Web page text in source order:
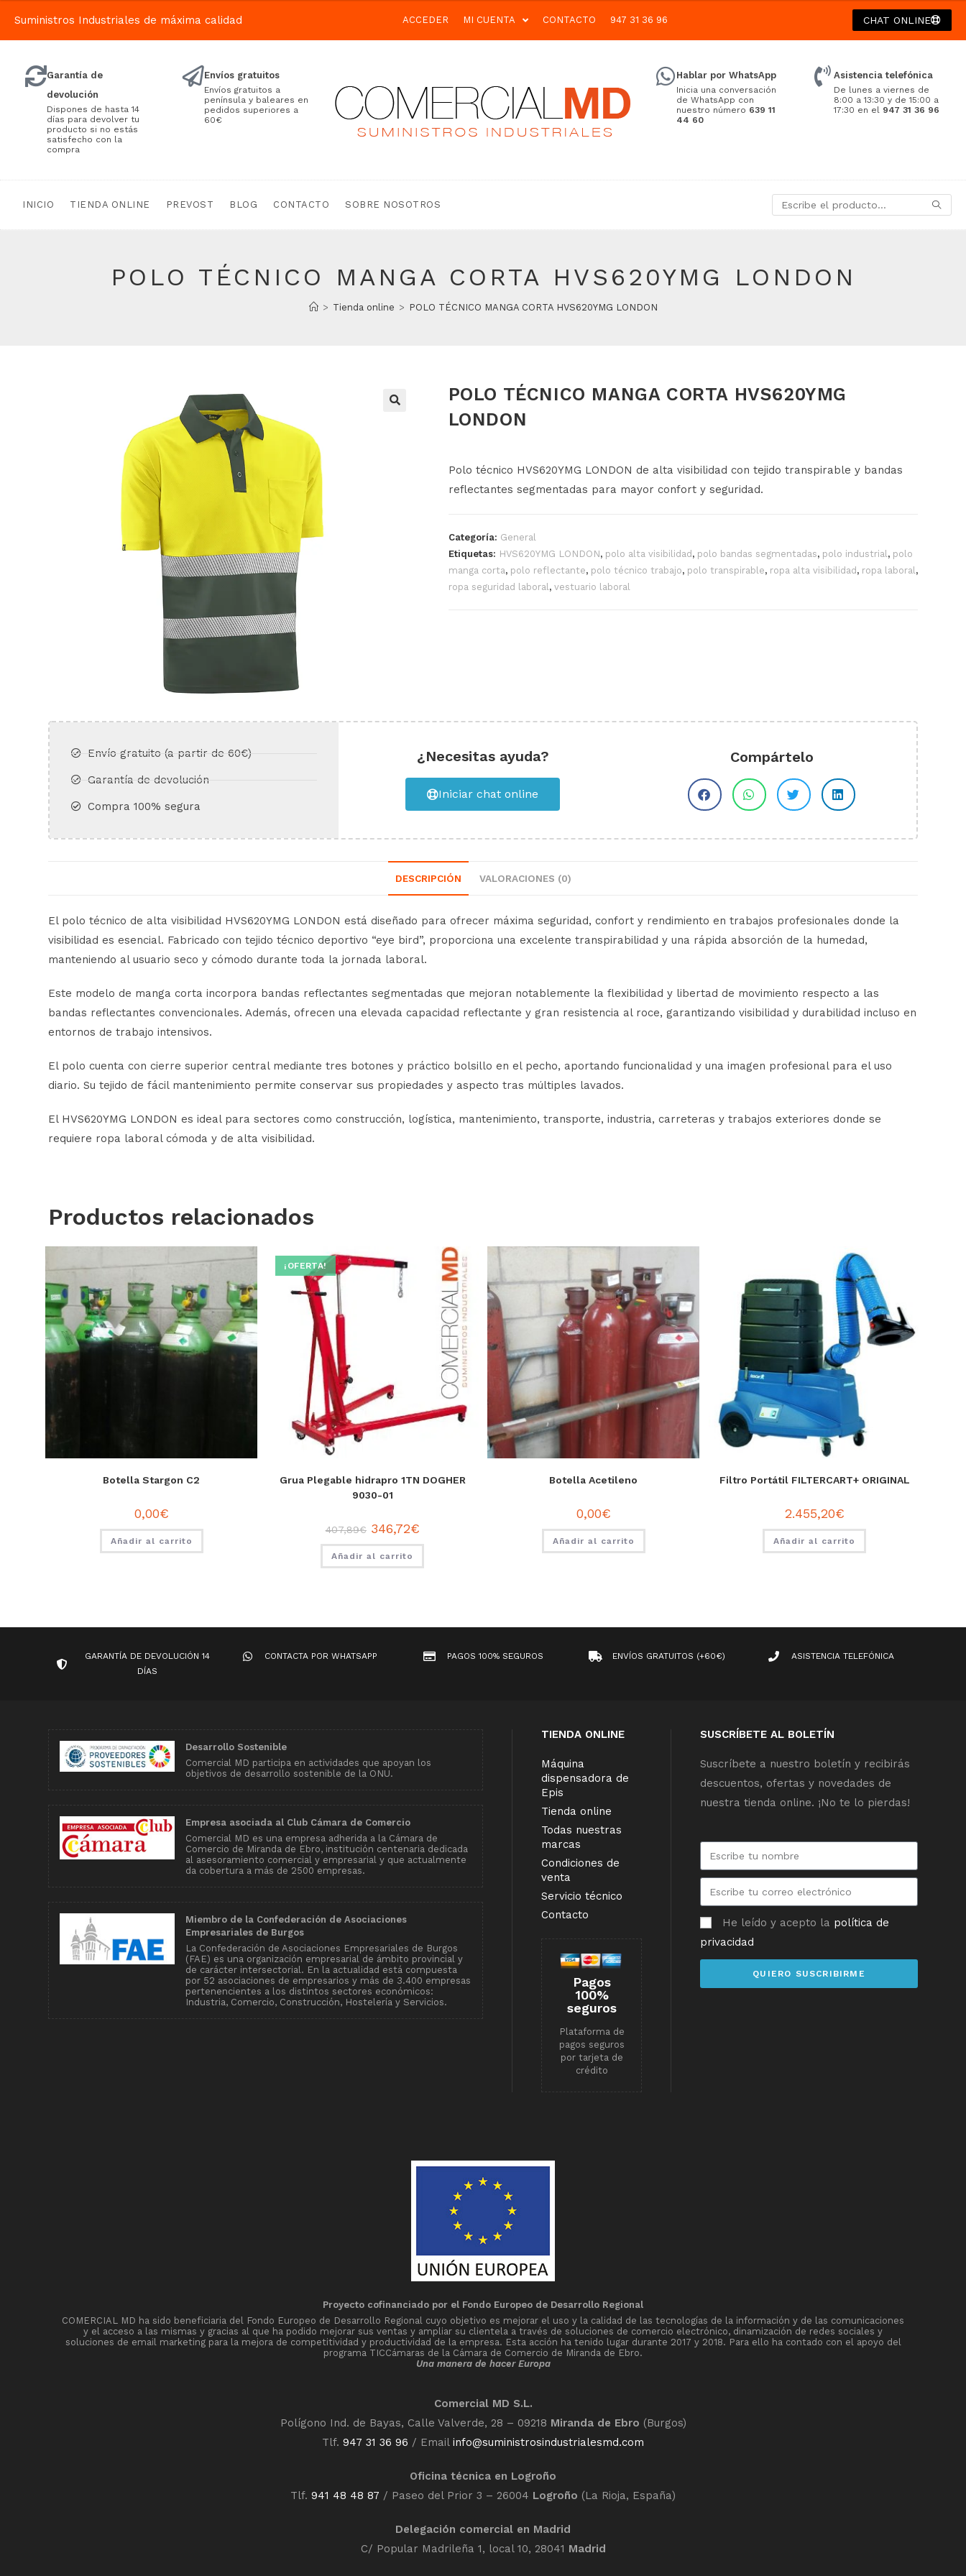
Suministros Industriales de máxima calidad ACCEDER MI CUENTA CONTACTO 947 31 36 96 CHAT ONLINE
Garantía de
devolución
Dispones de hasta 14
días para devolver tu
producto si no estás
satisfecho con la
compra
Envíos gratuitos
Envíos gratuitos a
península y baleares en
pedidos superiores a
60€
Hablar por WhatsApp
Inicia una conversación
de WhatsApp con
nuestro número 639 11
44 60
Asistencia telefónica
De lunes a viernes de
8:00 a 13:30 y de 15:00 a
17:30 en el 947 31 36 96
INICIO TIENDA ONLINE PREVOST BLOG CONTACTO SOBRE NOSOTROS
POLO TÉCNICO MANGA CORTA HVS620YMG LONDON
> Tienda online > POLO TÉCNICO MANGA CORTA HVS620YMG LONDON
POLO TÉCNICO MANGA CORTA HVS620YMG
LONDON
Polo técnico HVS620YMG LONDON de alta visibilidad con tejido transpirable y bandas
reflectantes segmentadas para mayor confort y seguridad.
Categoría: General
Etiquetas: HVS620YMG LONDON, polo alta visibilidad , polo bandas segmentadas, polo industrial, polo
manga corta, polo reflectante, polo técnico trabajo, polo transpirable, ropa alta visibilidad , ropa laboral,
ropa seguridad laboral, vestuario laboral
Envío gratuito (a partir de 60€)​
Garantía de devolución​
Compra 100% segura​
¿Necesitas ayuda?
Iniciar chat online
Compártelo
DESCRIPCIÓN VALORACIONES (0)
El polo técnico de alta visibilidad HVS620YMG LONDON está diseñado para ofrecer máxima seguridad, confort y rendimiento en trabajos profesionales donde la
visibilidad es esencial. Fabricado con tejido técnico deportivo “eye bird”, proporciona una excelente transpirabilidad y una rápida absorción de la humedad,
manteniendo al usuario seco y cómodo durante toda la jornada laboral.
Este modelo de manga corta incorpora bandas reflectantes segmentadas que mejoran notablemente la flexibilidad y libertad de movimiento respecto a las
bandas reflectantes convencionales. Además, ofrecen una elevada capacidad reflectante y gran resistencia al roce, garantizando visibilidad y durabilidad incluso en
entornos de trabajo intensivos.
El polo cuenta con cierre superior central mediante tres botones y práctico bolsillo en el pecho, aportando funcionalidad y una imagen profesional para el uso
diario. Su tejido de fácil mantenimiento permite conservar sus propiedades y aspecto tras múltiples lavados.
El HVS620YMG LONDON es ideal para sectores como construcción, logística, mantenimiento, transporte, industria, carreteras y trabajos exteriores donde se
requiere ropa laboral cómoda y de alta visibilidad.
Productos relacionados
Botella Stargon C2
0,00€
Añadir al carrito
¡OFERTA!
Grua Plegable hidrapro 1TN DOGHER
9030-01
407,89€ 346,72€
Añadir al carrito
Botella Acetileno
0,00€
Añadir al carrito
Filtro Portátil FILTERCART+ ORIGINAL
2.455,20€
Añadir al carrito
GARANTÍA DE DEVOLUCIÓN 14
DÍAS
CONTACTA POR WHATSAPP PAGOS 100% SEGUROS ENVÍOS GRATUITOS (+60€) ASISTENCIA TELEFÓNICA
Desarrollo Sostenible
Comercial MD participa en actividades que apoyan los
objetivos de desarrollo sostenible de la ONU.
Empresa asociada al Club Cámara de Comercio
Comercial MD es una empresa adherida a la Cámara de
Comercio de Miranda de Ebro, institución centenaria dedicada
al asesoramiento comercial y empresarial y que actualmente
da cobertura a más de 2500 empresas.
Miembro de la Confederación de Asociaciones
Empresariales de Burgos
La Confederación de Asociaciones Empresariales de Burgos
(FAE) es una organización empresarial de ámbito provincial y
de carácter intersectorial. En la actualidad está compuesta
por 52 asociaciones de empresarios y más de 3.400 empresas
pertenencientes a los distintos sectores económicos:
Industria, Comercio, Construcción, Hostelería y Servicios.
TIENDA ONLINE
Máquina
dispensadora de
Epis
Tienda online
Todas nuestras
marcas
Condiciones de
venta
Servicio técnico
Contacto
Pagos
100%
seguros
Plataforma de
pagos seguros
por tarjeta de
crédito
SUSCRÍBETE AL BOLETÍN
Suscríbete a nuestro boletín y recibirás
descuentos, ofertas y novedades de
nuestra tienda online. ¡No te lo pierdas!
He leído y acepto la política de
privacidad
QUIERO SUSCRIBIRME
Proyecto cofinanciado por el Fondo Europeo de Desarrollo Regional
COMERCIAL MD ha sido beneficiaria del Fondo Europeo de Desarrollo Regional cuyo objetivo es mejorar el uso y la calidad de las tecnologías de la información y de las comunicaciones
y el acceso a las mismas y gracias al que ha podido mejorar sus ventas y ampliar su clientela a través de soluciones de comercio electrónico, dinamización de redes sociales y
soluciones de email marketing para la mejora de competitividad y productividad de la empresa. Esta acción ha tenido lugar durante 2017 y 2018. Para ello ha contado con el apoyo del
programa TICCámaras de la Cámara de Comercio de Miranda de Ebro.
Una manera de hacer Europa
Comercial MD S.L.
Polígono Ind. de Bayas, Calle Valverde, 28 – 09218 Miranda de Ebro (Burgos)
Tlf. 947 31 36 96 / Email info@suministrosindustrialesmd.com
Oficina técnica en Logroño
Tlf. 941 48 48 87 / Paseo del Prior 3 – 26004 Logroño (La Rioja, España)
Delegación comercial en Madrid
C/ Popular Madrileña 1, local 10, 28041 Madrid